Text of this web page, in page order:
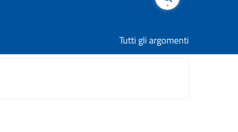
Tutti gli argomenti